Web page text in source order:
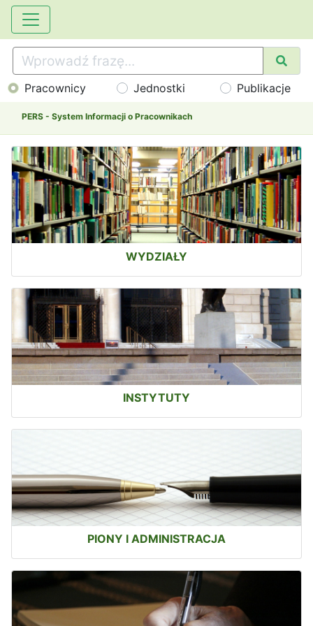
Pracownicy Jednostki Publikacje
PERS - System Informacji o Pracownikach
WYDZIAŁY
INSTYTUTY
PIONY I ADMINISTRACJA